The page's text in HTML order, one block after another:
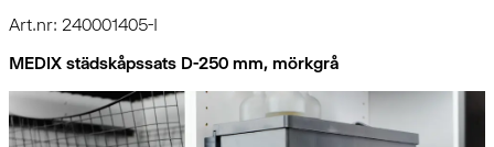
Art.nr: 240001405-I
MEDIX städskåpssats D-250 mm, mörkgrå